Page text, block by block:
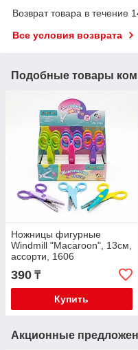
Возврат товара в течение
Все условия возврата
Подобные товары
Ножницы фигурные
Windmill "Macaroon", 13см,
ассорти, 1606
390 ₸
Купить
Акционные